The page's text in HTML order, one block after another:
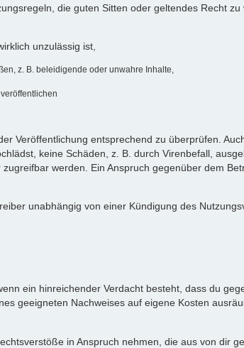
die guten Sitten oder geltendes Recht
unzulässig ist,
z. B. beleidigende oder unwahre Inhalte,
Veröffentlichung entsprechend zu überprüfen.
keine Schäden, z. B. durch Virenbefall,
werden. Ein Anspruch gegenüber dem
unabhängig von einer Kündigung des
ein hinreichender Verdacht besteht, dass du
geeigneten Nachweises auf eigene Kosten
in Anspruch nehmen, die aus von dir